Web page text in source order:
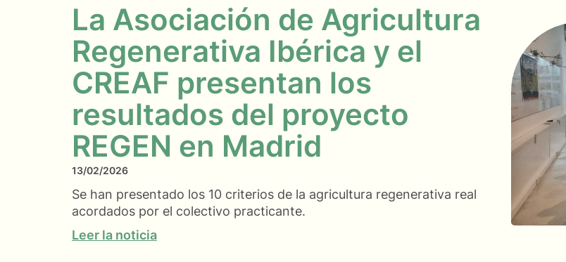
La Asociación de Agricultura
Regenerativa Ibérica y el
CREAF presentan los
resultados del proyecto
REGEN en Madrid
13/02/2026
Se han presentado los 10 criterios de la agricultura regenerativa real
acordados por el colectivo practicante.
Leer la noticia